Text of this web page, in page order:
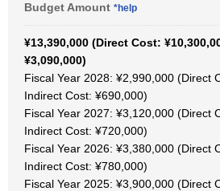
Budget Amount *help
¥13,390,000 (Direct Cost:
¥3,090,000)
Fiscal Year 2028: ¥2,990,000 (Direct
Indirect Cost: ¥690,000)
Fiscal Year 2027: ¥3,120,000 (Direct
Indirect Cost: ¥720,000)
Fiscal Year 2026: ¥3,380,000 (Direct
Indirect Cost: ¥780,000)
Fiscal Year 2025: ¥3,900,000 (Direct